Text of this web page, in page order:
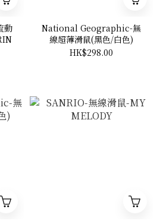
動
National Geographic-無
線超薄滑鼠(黑色/白色)
HK$298.00